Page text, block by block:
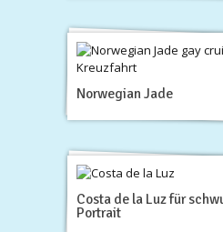
Norwegian Jade
Costa de la Luz für
Portrait